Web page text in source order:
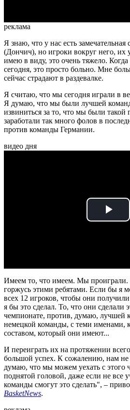
реклама
Я знаю, что у нас есть замечательная
(Дончич), но игроки вокруг него, их
имею в виду, это очень тяжело.
сегодня, это просто больно. Мне
сейчас страдают в раздевалке.
Я считаю, что мы сегодня играли в
Я думаю, что мы были лучшей
извиниться за то, что мы были такой
заработали так много фолов в
против команды Германии.
видео дня
Play
Имеем то, что имеем. Мы проиграли.
горжусь этими ребятами. Если бы я
всех 12 игроков, чтобы они
я бы это сделал. То, что они сделали
чемпионате, против, думаю, лучшей
немецкой команды, с теми именами,
составом, который они имеют...
И переиграть их на протяжении
большой успех. К сожалению, нам не
думаю, что мы можем уехать с этого
поднятой головой, даже если не все
команды смогут это сделать", –
BasketNews.